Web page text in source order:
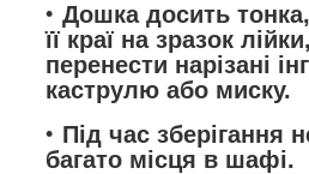
Дошка досить
її краї на зразок
перенести нарізані
каструлю або миску.
Під час зберігання
багато місця в шафі.